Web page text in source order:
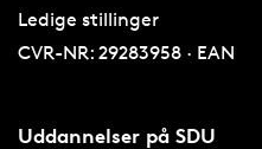
Ledige stillinger
CVR-NR: 29283958 · EAN
Uddannelser på SDU